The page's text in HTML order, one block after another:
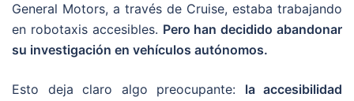
General Motors, a través de Cruise, estaba trabajando
en robotaxis accesibles. Pero han decidido abandonar
su investigación en vehículos autónomos.
Esto deja claro algo preocupante: la accesibilidad